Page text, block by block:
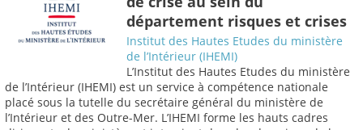
département risques et crises
Institut des Hautes Etudes du ministère
de l’Intérieur (IHEMI)
L’Institut des Hautes Etudes du ministère
de l’Intérieur (IHEMI) est un service à compétence nationale
placé sous la tutelle du secrétaire général du ministère de
l’Intérieur et des Outre-Mer. L’IHEMI forme les hauts cadres